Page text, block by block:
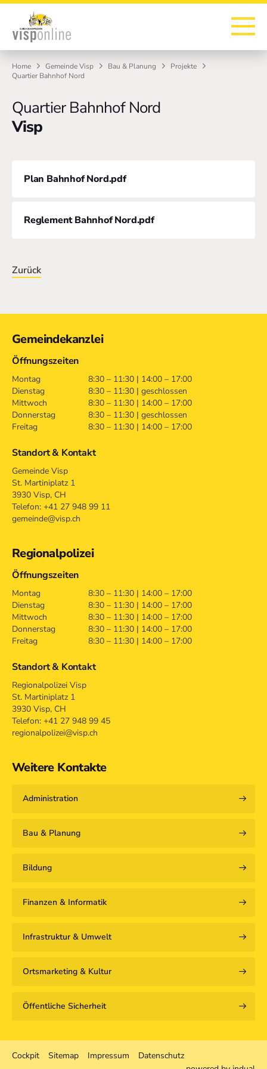
Zur Startseite
Zur Hauptnavigation
Zur Suche
Zum Hauptinhalt
Zum Fussbereich
Home Gemeinde Visp Bau & Planung
Projekte
Quartier Bahnhof Nord
Quartier Bahnhof Nord
Visp
Plan Bahnhof Nord.pdf
Reglement Bahnhof Nord.pdf
Zurück
Gemeindekanzlei
Öffnungszeiten
Montag
8:30 – 11:30 | 14:00 – 17:00
Dienstag
8:30 – 11:30 | geschlossen
Mittwoch
8:30 – 11:30 | 14:00 – 17:00
Donnerstag
8:30 – 11:30 | geschlossen
Freitag
8:30 – 11:30 | 14:00 – 17:00
Standort & Kontakt
Gemeinde Visp
St. Martiniplatz 1
3930 Visp, CH
Telefon: +41 27 948 99 11
gemeinde@visp.ch
Regionalpolizei
Öffnungszeiten
Montag
8:30 – 11:30 | 14:00 – 17:00
Dienstag
8:30 – 11:30 | 14:00 – 17:00
Mittwoch
8:30 – 11:30 | 14:00 – 17:00
Donnerstag
8:30 – 11:30 | 14:00 – 17:00
Freitag
8:30 – 11:30 | 14:00 – 17:00
Standort & Kontakt
Regionalpolizei Visp
St. Martiniplatz 1
3930 Visp, CH
Telefon: +41 27 948 99 45
regionalpolizei@visp.ch
Weitere Kontakte
Administration
Bau & Planung
Bildung
Finanzen & Informatik
Infrastruktur & Umwelt
Ortsmarketing & Kultur
Öffentliche Sicherheit
Cockpit Sitemap Impressum
Datenschutz